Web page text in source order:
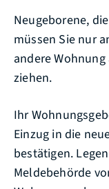
Neugeborene,
müssen Sie nur
andere
ziehen.
Ihr
Einzug in die
bestätigen.
Meldebehörde